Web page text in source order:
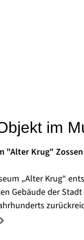
im
"Alter Krug" Zossen
„Alter Krug“
Gebäude der
Krug“ Zossen